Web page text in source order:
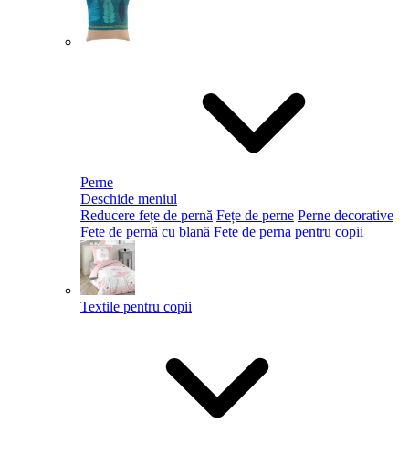
Perne
Deschide meniul
Reducere fețe de pernă Fețe de perne Perne decorative
Fete de pernă cu blană Fete de perna pentru copii
Textile pentru copii